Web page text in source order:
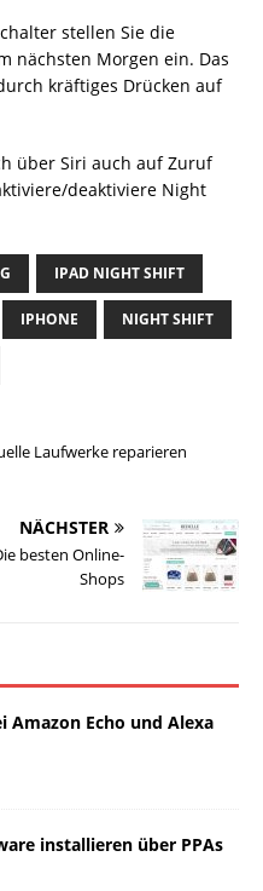
stellen Sie die
nächsten Morgen ein. Das
kräftiges Drücken auf
über Siri auch auf Zuruf
deaktiviere Night
IPAD NIGHT SHIFT
IPHONE NIGHT SHIFT
Laufwerke reparieren
NÄCHSTER
besten Online-
Shops
Amazon Echo und Alexa
installieren über PPAs